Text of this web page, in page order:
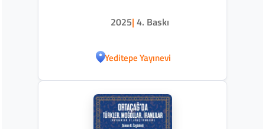
2025| 4. Baskı
Yeditepe Yayınevi